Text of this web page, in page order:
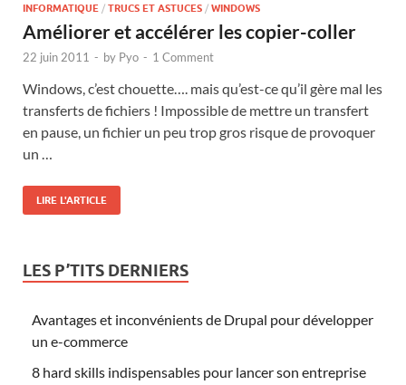
INFORMATIQUE / TRUCS ET ASTUCES / WINDOWS
Améliorer et accélérer les copier-coller
22 juin 2011 - by Pyo - 1 Comment
Windows, c’est chouette…. mais qu’est-ce qu’il gère mal les
transferts de fichiers ! Impossible de mettre un transfert
en pause, un fichier un peu trop gros risque de provoquer
un …
LIRE L'ARTICLE
LES P’TITS DERNIERS
Avantages et inconvénients de Drupal pour développer
un e-commerce
8 hard skills indispensables pour lancer son entreprise